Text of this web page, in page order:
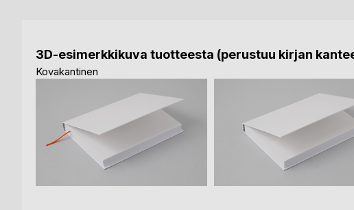
3D-esimerkkikuva tuotteesta (perustuu kirjan
Kovakantinen